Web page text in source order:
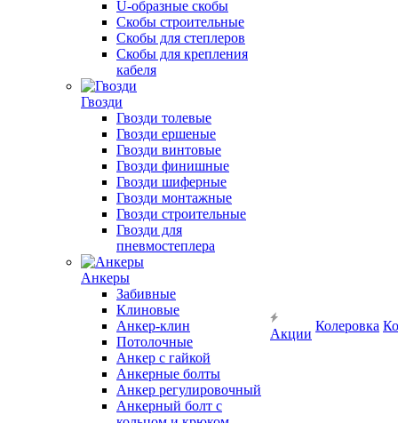
U-образные скобы
Скобы строительные
Скобы для степлеров
Скобы для крепления
кабеля
Гвозди
Гвозди толевые
Гвозди ершеные
Гвозди винтовые
Гвозди финишные
Гвозди шиферные
Гвозди монтажные
Гвозди строительные
Гвозди для
пневмостеплера
Анкеры
Забивные
Клиновые
Анкер-клин
Потолочные
Анкер с гайкой
Анкерные болты
Анкер регулировочный
Анкерный болт с
Акции
Колеровка